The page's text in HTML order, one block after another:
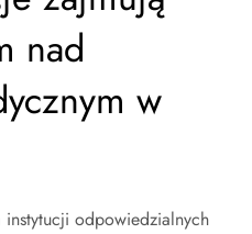
nad
w
odpowiedzialnych